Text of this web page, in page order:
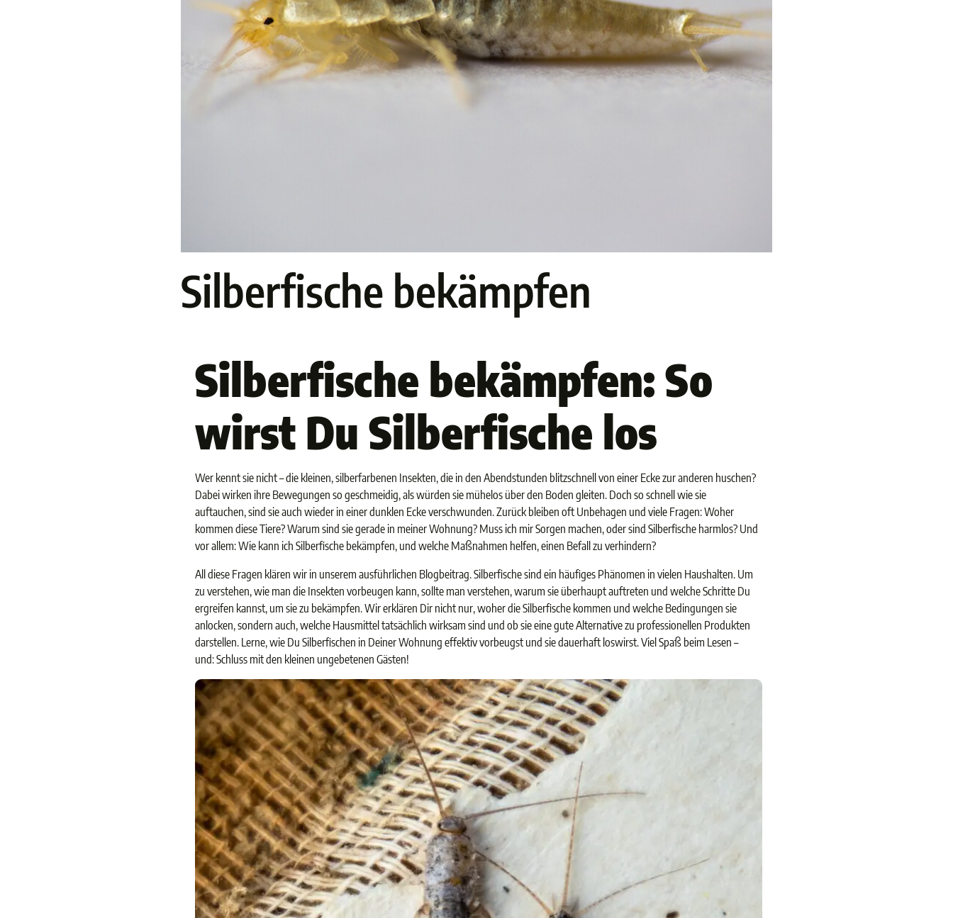
Silberfische bekämpfen
Silberfische bekämpfen: So
wirst Du Silberfische los
Wer kennt sie nicht – die kleinen, silberfarbenen Insekten, die in den Abendstunden blitzschnell von einer Ecke zur anderen huschen?
Dabei wirken ihre Bewegungen so geschmeidig, als würden sie mühelos über den Boden gleiten. Doch so schnell wie sie
auftauchen, sind sie auch wieder in einer dunklen Ecke verschwunden. Zurück bleiben oft Unbehagen und viele Fragen: Woher
kommen diese Tiere? Warum sind sie gerade in meiner Wohnung? Muss ich mir Sorgen machen, oder sind Silberfische harmlos? Und
vor allem: Wie kann ich Silberfische bekämpfen, und welche Maßnahmen helfen, einen Befall zu verhindern?
All diese Fragen klären wir in unserem ausführlichen Blogbeitrag. Silberfische sind ein häufiges Phänomen in vielen Haushalten. Um
zu verstehen, wie man die Insekten vorbeugen kann, sollte man verstehen, warum sie überhaupt auftreten und welche Schritte Du
ergreifen kannst, um sie zu bekämpfen. Wir erklären Dir nicht nur, woher die Silberfische kommen und welche Bedingungen sie
anlocken, sondern auch, welche Hausmittel tatsächlich wirksam sind und ob sie eine gute Alternative zu professionellen Produkten
darstellen. Lerne, wie Du Silberfischen in Deiner Wohnung effektiv vorbeugst und sie dauerhaft loswirst. Viel Spaß beim Lesen –
und: Schluss mit den kleinen ungebetenen Gästen!